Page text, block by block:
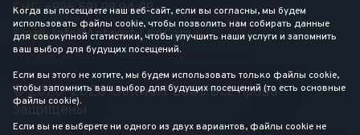
СНГ: +995 591 98 94 08
Email:Info@antwort-Law.com
© 2020–2026 «Antwort Law» Все права
защищены
Когда вы посещаете наш веб-сайт, если вы согласны, мы будем
использовать файлы cookie, чтобы позволить нам собирать данные
для совокупной статистики, чтобы улучшить наши услуги и запомнить
ваш выбор для будущих посещений.
Если вы этого не хотите, мы будем использовать только файлы cookie,
чтобы запомнить ваш выбор для будущих посещений (то есть основные
файлы cookie).
Если вы не выберете ни одного из двух вариантов, файлы cookie не